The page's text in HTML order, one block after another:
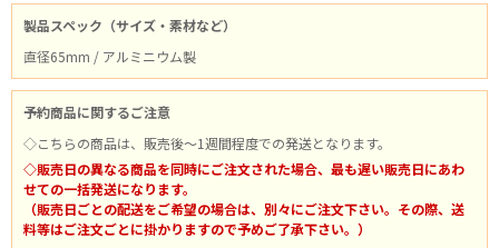
製品スペック（サイズ・素材など）
直径65mm / アルミニウム製
予約商品に関するご注意
◇こちらの商品は、販売後～1週間程度での発送となります。
◇販売日の異なる商品を同時にご注文された場合、最も遅い販売日にあわ
せての一括発送になります。
（販売日ごとの配送をご希望の場合は、別々にご注文下さい。その際、送
料等はご注文ごとに掛かりますので予めご了承下さい。）